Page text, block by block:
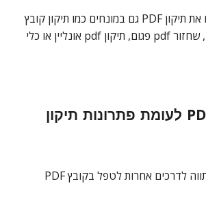
משתמשים מחפשים את תיקון PDF גם במונחים כמו תיקון קובץ
pdf, pdf לא נפתח, שחזור pdf פגום, תיקון pdf אונליין או כלי
תיקון PDF לעומת פתרונות תיקון
איך תיקון PDF משתווה לדרכים אחרות לטפל בקובץ PDF